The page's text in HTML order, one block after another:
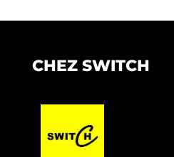
CHEZ SWITCH